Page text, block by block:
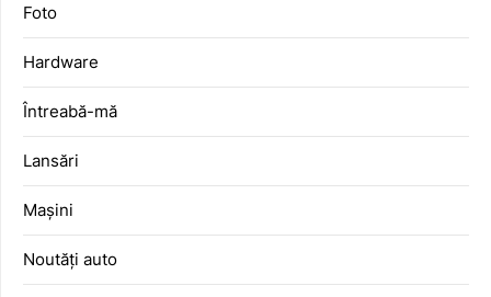
Foto
Hardware
Întreabă-mă
Lansări
Mașini
Noutăți auto